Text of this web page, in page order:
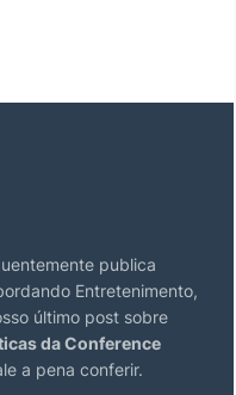
publica
Entretenimento,
último post sobre
da Conference
a pena conferir.